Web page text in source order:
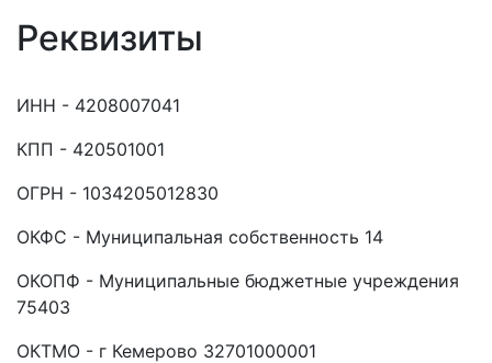
Реквизиты
ИНН - 4208007041
КПП - 420501001
ОГРН - 1034205012830
ОКФС - Муниципальная собственность 14
ОКОПФ - Муниципальные бюджетные учреждения
75403
ОКТМО - г Кемерово 32701000001